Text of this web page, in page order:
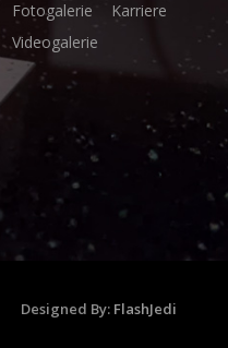
Fotogalerie
Videogalerie
Karriere
Designed By: FlashJedi